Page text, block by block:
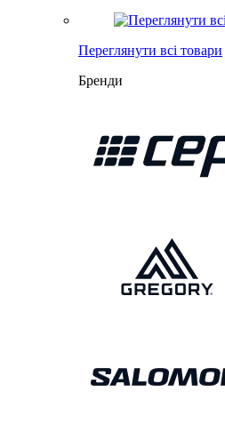
Переглянути всі товари
Бренди